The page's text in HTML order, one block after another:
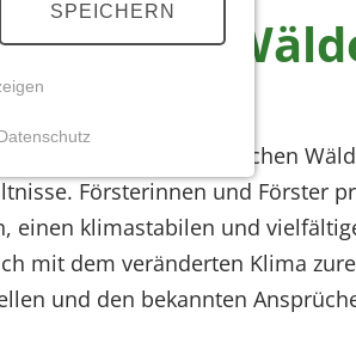
unserer
in den Rheinland-Pfälzischen
Försterinnen und Förster
einen klimastabilen und
mit dem veränderten Klima
und den bekannten
SPEICHERN
grundlegende
einwandfreie Funktion